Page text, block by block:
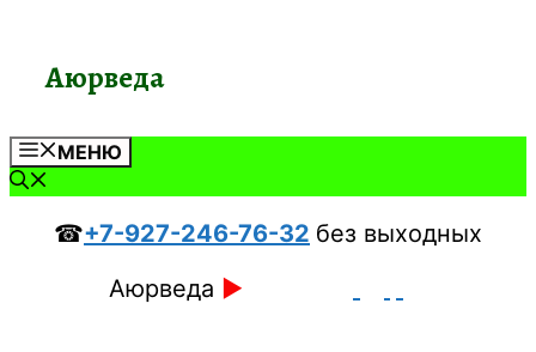
Аюрведа
МЕНЮ
☎+7-927-246-76-32 без выходных
Аюрведа ►